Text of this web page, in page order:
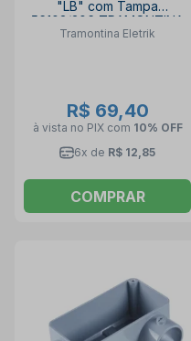
"LB" com Tampa
56103/306 TRAMONTINA
ELETRIK
Tramontina Eletrik
R$ 69,40
à vista no PIX com 10% OFF
6x de R$ 12,85
COMPRAR